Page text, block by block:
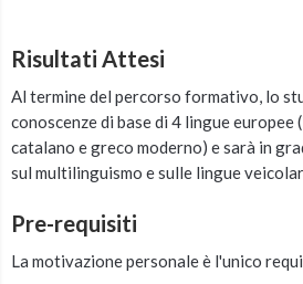
Risultati Attesi
Al termine del percorso formativo, lo
conoscenze di base di 4 lingue europee
catalano e greco moderno) e sarà in
sul multilinguismo e sulle lingue
Pre-requisiti
La motivazione personale è l'unico